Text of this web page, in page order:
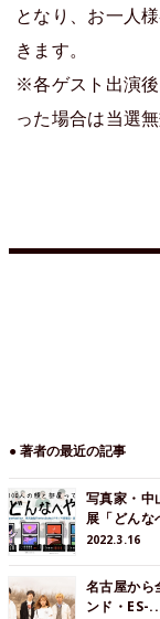
となり、お一人
きます。
※各ゲスト出演
った場合は当選
● 著者の最近の記事
写真家・中
展「どんな
2022.3.16
名古屋から
ンド・ES-